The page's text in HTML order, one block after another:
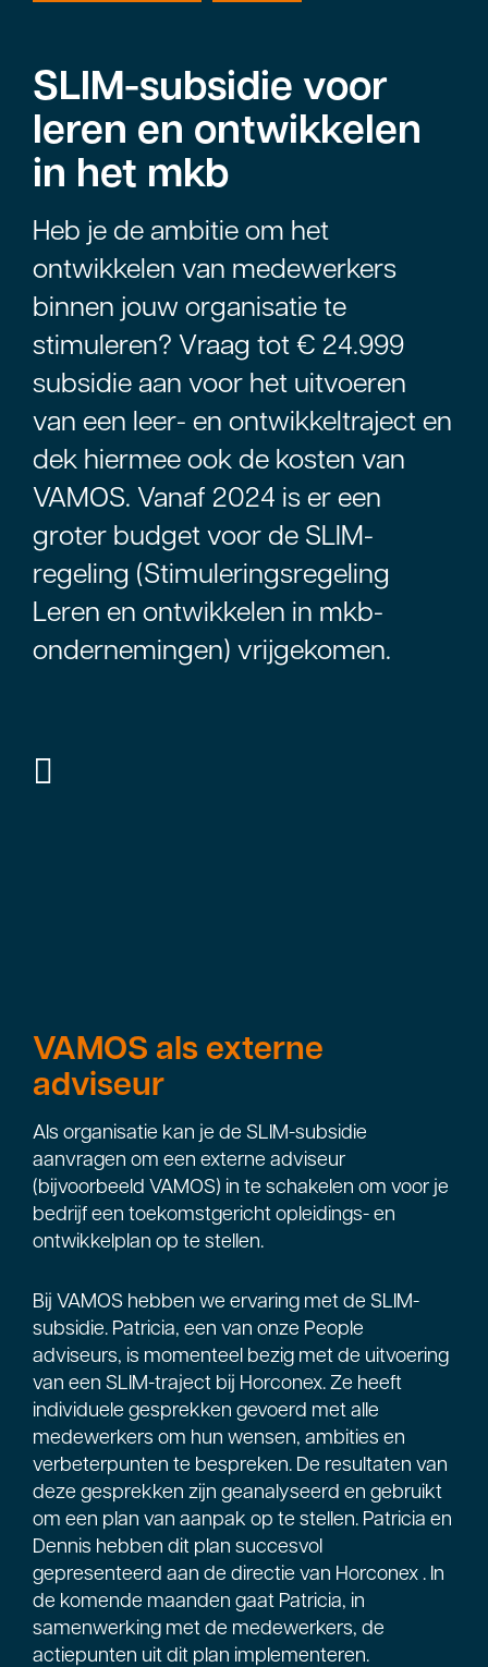
SLIM-subsidie voor
leren en ontwikkelen
in het mkb
Heb je de ambitie om het
ontwikkelen van medewerkers
binnen jouw organisatie te
stimuleren? Vraag tot € 24.999
subsidie aan voor het uitvoeren
van een leer- en ontwikkeltraject en
dek hiermee ook de kosten van
VAMOS. Vanaf 2024 is er een
groter budget voor de SLIM-
regeling (Stimuleringsregeling
Leren en ontwikkelen in mkb-
ondernemingen) vrijgekomen.
VAMOS als externe
adviseur
Als organisatie kan je de SLIM-subsidie
aanvragen om een externe adviseur
(bijvoorbeeld VAMOS) in te schakelen om voor je
bedrijf een toekomstgericht opleidings- en
ontwikkelplan op te stellen.
Bij VAMOS hebben we ervaring met de SLIM-
subsidie. Patricia, een van onze People
adviseurs, is momenteel bezig met de uitvoering
van een SLIM-traject bij Horconex. Ze heeft
individuele gesprekken gevoerd met alle
medewerkers om hun wensen, ambities en
verbeterpunten te bespreken. De resultaten van
deze gesprekken zijn geanalyseerd en gebruikt
om een plan van aanpak op te stellen. Patricia en
Dennis hebben dit plan succesvol
gepresenteerd aan de directie van Horconex . In
de komende maanden gaat Patricia, in
samenwerking met de medewerkers, de
actiepunten uit dit plan implementeren.